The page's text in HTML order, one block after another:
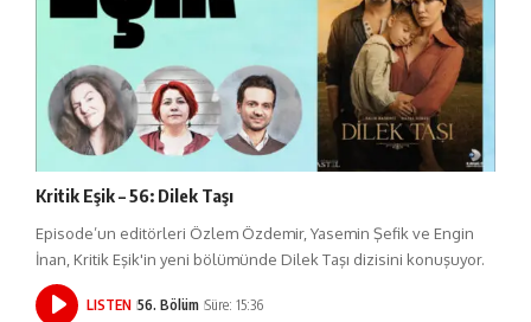
Kritik Eşik – 56: Dilek Taşı
Episode’un editörleri Özlem Özdemir, Yasemin Şefik ve Engin
İnan, Kritik Eşik'in yeni bölümünde Dilek Taşı dizisini konuşuyor.
LISTEN 56. Bölüm Süre: 15:36